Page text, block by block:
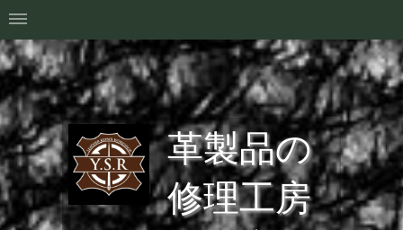
革製品の
修理工房